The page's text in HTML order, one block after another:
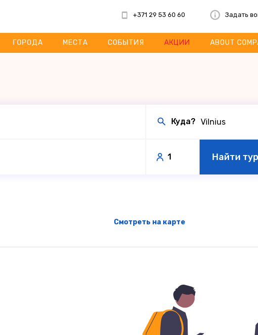
+371 29 53 60 60 Задать
ГОРОДА МЕСТА СОБЫТИЯ АКЦИИ ABOUT
Куда?
1 Найти
Смотреть на карте